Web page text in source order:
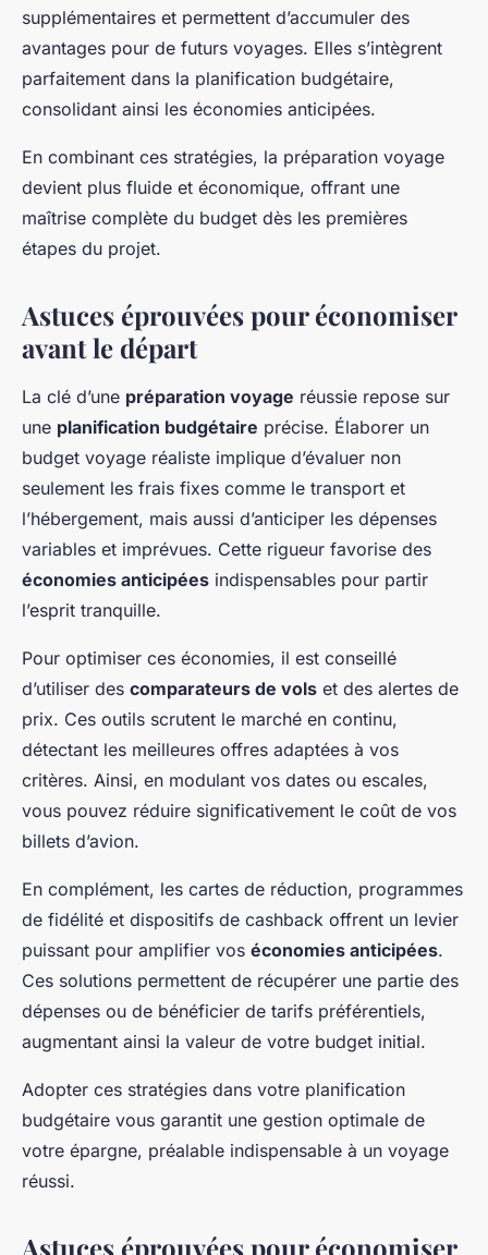
supplémentaires et permettent d’accumuler des
avantages pour de futurs voyages. Elles s’intègrent
parfaitement dans la planification budgétaire,
consolidant ainsi les économies anticipées.
En combinant ces stratégies, la préparation voyage
devient plus fluide et économique, offrant une
maîtrise complète du budget dès les premières
étapes du projet.
Astuces éprouvées pour économiser
avant le départ
La clé d’une préparation voyage réussie repose sur
une planification budgétaire précise. Élaborer un
budget voyage réaliste implique d’évaluer non
seulement les frais fixes comme le transport et
l’hébergement, mais aussi d’anticiper les dépenses
variables et imprévues. Cette rigueur favorise des
économies anticipées indispensables pour partir
l’esprit tranquille.
Pour optimiser ces économies, il est conseillé
d’utiliser des comparateurs de vols et des alertes de
prix. Ces outils scrutent le marché en continu,
détectant les meilleures offres adaptées à vos
critères. Ainsi, en modulant vos dates ou escales,
vous pouvez réduire significativement le coût de vos
billets d’avion.
En complément, les cartes de réduction, programmes
de fidélité et dispositifs de cashback offrent un levier
puissant pour amplifier vos économies anticipées.
Ces solutions permettent de récupérer une partie des
dépenses ou de bénéficier de tarifs préférentiels,
augmentant ainsi la valeur de votre budget initial.
Adopter ces stratégies dans votre planification
budgétaire vous garantit une gestion optimale de
votre épargne, préalable indispensable à un voyage
réussi.
Astuces éprouvées pour économiser